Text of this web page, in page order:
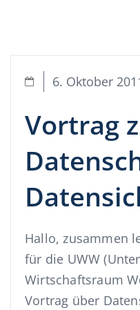
6. Oktober
Vortrag
Hallo, zusammen
für die UWW
Wirtschaftsraum
Vortrag über